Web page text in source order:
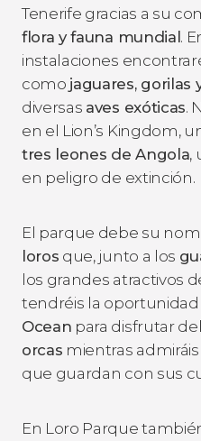
Tenerife gracias a su
flora y fauna mundial.
instalaciones
como jaguares, gorilas
diversas aves exóticas.
en el Lion’s Kingdom,
tres leones de Angola,
en peligro de extinción.
El parque debe su
loros que, junto a los
los grandes atractivos
tendréis la
Ocean para disfrutar del
orcas mientras
que guardan con sus
En Loro Parque